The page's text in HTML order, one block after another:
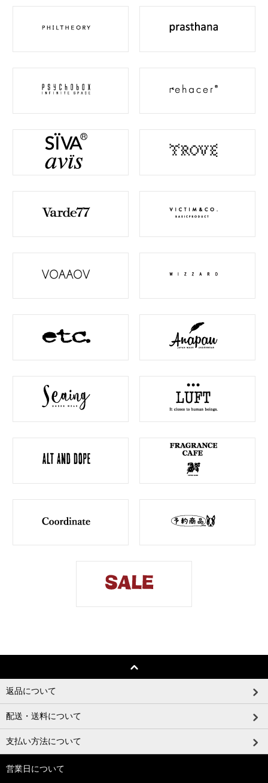
返品について
配送・送料について
支払い方法について
営業日について